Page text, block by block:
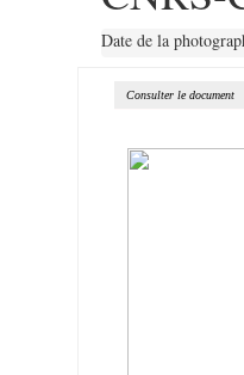
Date de la
Consulter le document